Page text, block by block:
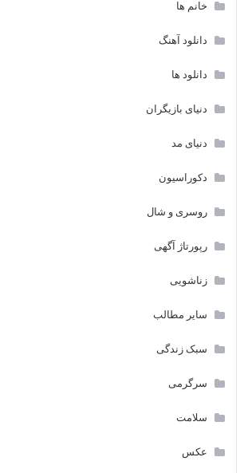
خانم ها
دانلود آهنگ
دانلود ها
دنیای بازیگران
دنیای مد
دکوراسیون
روسری و شال
رپورتاژ آگهی
زناشویی
سایر مطالب
سبک زندگی
سرگرمی
سلامت
عکس